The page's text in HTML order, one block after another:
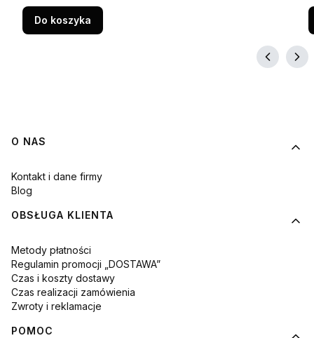
Do koszyka
Linki w stopce
O NAS
Kontakt i dane firmy
Blog
OBSŁUGA KLIENTA
Metody płatności
Regulamin promocji „DOSTAWA”
Czas i koszty dostawy
Czas realizacji zamówienia
Zwroty i reklamacje
POMOC